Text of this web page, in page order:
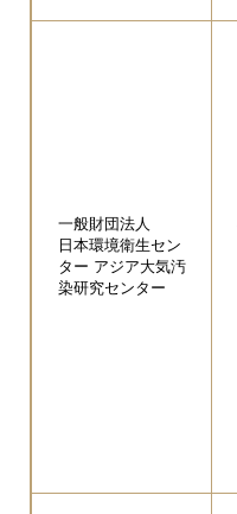
一般財団法人
日本環境衛生セン
ター アジア大気汚
染研究センター